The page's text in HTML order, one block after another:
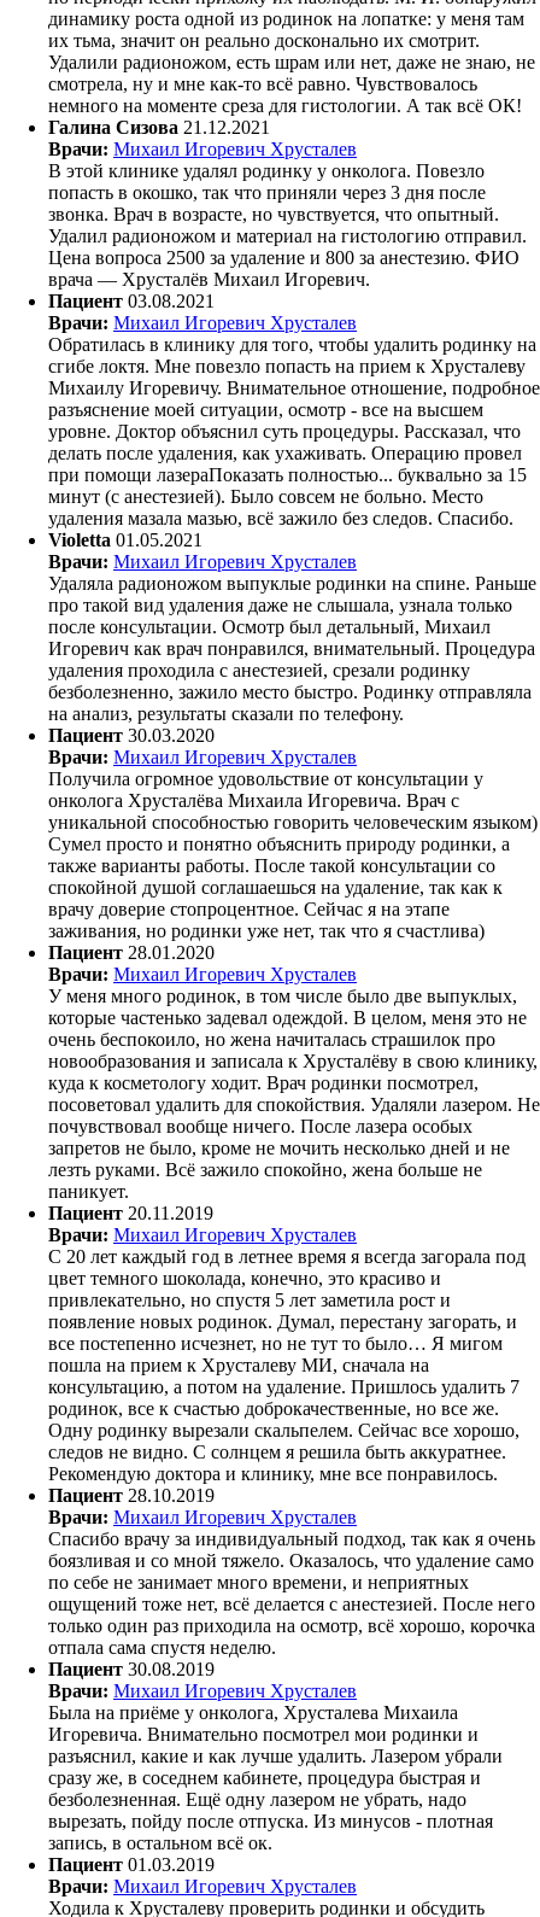
динамику роста одной из родинок на лопатке: у меня там
их тьма, значит он реально досконально их смотрит.
Удалили радионожом, есть шрам или нет, даже не знаю, не
смотрела, ну и мне как-то всё равно. Чувствовалось
немного на моменте среза для гистологии. А так всё ОК!
Галина Сизова 21.12.2021
Врачи: Михаил Игоревич Хрусталев
В этой клинике удалял родинку у онколога. Повезло
попасть в окошко, так что приняли через 3 дня после
звонка. Врач в возрасте, но чувствуется, что опытный.
Удалил радионожом и материал на гистологию отправил.
Цена вопроса 2500 за удаление и 800 за анестезию. ФИО
врача — Хрусталёв Михаил Игоревич.
Пациент 03.08.2021
Врачи: Михаил Игоревич Хрусталев
Обратилась в клинику для того, чтобы удалить родинку на
сгибе локтя. Мне повезло попасть на прием к Хрусталеву
Михаилу Игоревичу. Внимательное отношение, подробное
разъяснение моей ситуации, осмотр - все на высшем
уровне. Доктор объяснил суть процедуры. Рассказал, что
делать после удаления, как ухаживать. Операцию провел
при помощи лазераПоказать полностью... буквально за 15
минут (с анестезией). Было совсем не больно. Место
удаления мазала мазью, всё зажило без следов. Спасибо.
Violetta 01.05.2021
Врачи: Михаил Игоревич Хрусталев
Удаляла радионожом выпуклые родинки на спине. Раньше
про такой вид удаления даже не слышала, узнала только
после консультации. Осмотр был детальный, Михаил
Игоревич как врач понравился, внимательный. Процедура
удаления проходила с анестезией, срезали родинку
безболезненно, зажило место быстро. Родинку отправляла
на анализ, результаты сказали по телефону.
Пациент 30.03.2020
Врачи: Михаил Игоревич Хрусталев
Получила огромное удовольствие от консультации у
онколога Хрусталёва Михаила Игоревича. Врач с
уникальной способностью говорить человеческим языком)
Сумел просто и понятно объяснить природу родинки, а
также варианты работы. После такой консультации со
спокойной душой соглашаешься на удаление, так как к
врачу доверие стопроцентное. Сейчас я на этапе
заживания, но родинки уже нет, так что я счастлива)
Пациент 28.01.2020
Врачи: Михаил Игоревич Хрусталев
У меня много родинок, в том числе было две выпуклых,
которые частенько задевал одеждой. В целом, меня это не
очень беспокоило, но жена начиталась страшилок про
новообразования и записала к Хрусталёву в свою клинику,
куда к косметологу ходит. Врач родинки посмотрел,
посоветовал удалить для спокойствия. Удаляли лазером. Не
почувствовал вообще ничего. После лазера особых
запретов не было, кроме не мочить несколько дней и не
лезть руками. Всё зажило спокойно, жена больше не
паникует.
Пациент 20.11.2019
Врачи: Михаил Игоревич Хрусталев
С 20 лет каждый год в летнее время я всегда загорала под
цвет темного шоколада, конечно, это красиво и
привлекательно, но спустя 5 лет заметила рост и
появление новых родинок. Думал, перестану загорать, и
все постепенно исчезнет, но не тут то было… Я мигом
пошла на прием к Хрусталеву МИ, сначала на
консультацию, а потом на удаление. Пришлось удалить 7
родинок, все к счастью доброкачественные, но все же.
Одну родинку вырезали скальпелем. Сейчас все хорошо,
следов не видно. С солнцем я решила быть аккуратнее.
Рекомендую доктора и клинику, мне все понравилось.
Пациент 28.10.2019
Врачи: Михаил Игоревич Хрусталев
Спасибо врачу за индивидуальный подход, так как я очень
боязливая и со мной тяжело. Оказалось, что удаление само
по себе не занимает много времени, и неприятных
ощущений тоже нет, всё делается с анестезией. После него
только один раз приходила на осмотр, всё хорошо, корочка
отпала сама спустя неделю.
Пациент 30.08.2019
Врачи: Михаил Игоревич Хрусталев
Была на приёме у онколога, Хрусталева Михаила
Игоревича. Внимательно посмотрел мои родинки и
разъяснил, какие и как лучше удалить. Лазером убрали
сразу же, в соседнем кабинете, процедура быстрая и
безболезненная. Ещё одну лазером не убрать, надо
вырезать, пойду после отпуска. Из минусов - плотная
запись, в остальном всё ок.
Пациент 01.03.2019
Врачи: Михаил Игоревич Хрусталев
Ходила к Хрусталеву проверить родинки и обсудить